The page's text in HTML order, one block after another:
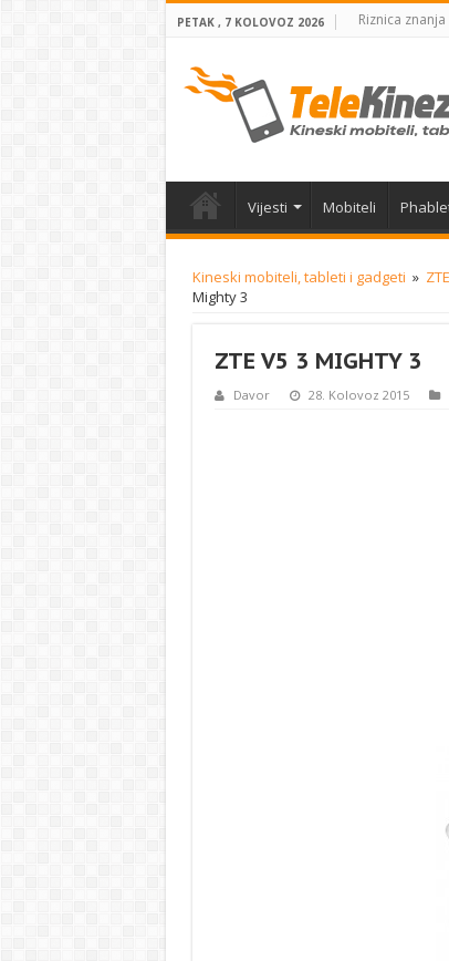
PETAK , 7 KOLOVOZ 2026 Riznica znanja
Vijesti Mobiteli
Kineski mobiteli, tableti i gadgeti »
Mighty 3
ZTE V5 3 MIGHTY 3
Davor 28. Kolovoz 2015